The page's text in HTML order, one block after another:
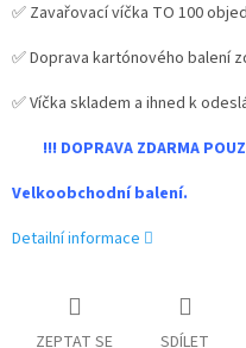
✅ Zavařovací víčka TO 100
✅ Doprava kartónového balení
✅ Víčka skladem a ihned k
!!! DOPRAVA ZDARMA
Velkoobchodní balení.
Detailní informace
ZEPTAT SE SDÍLET